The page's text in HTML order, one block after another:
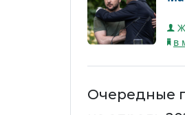
в
Очередные